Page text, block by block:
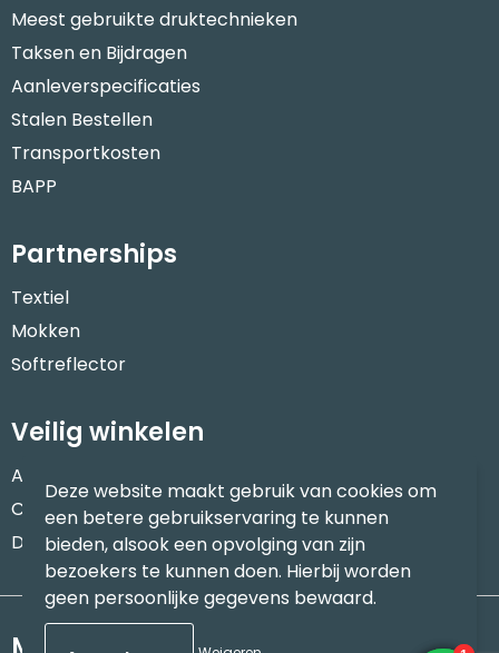
Meest gebruikte druktechnieken
Taksen en Bijdragen
Aanleverspecificaties
Stalen Bestellen
Transportkosten
BAPP
Partnerships
Textiel
Mokken
Softreflector
Veilig winkelen
Algemene voorwaarden
Cookieverklaring
Disclaimer
Deze website maakt gebruik van cookies om
een betere gebruikservaring te kunnen
bieden, alsook een opvolging van zijn
bezoekers te kunnen doen. Hierbij worden
geen persoonlijke gegevens bewaard.